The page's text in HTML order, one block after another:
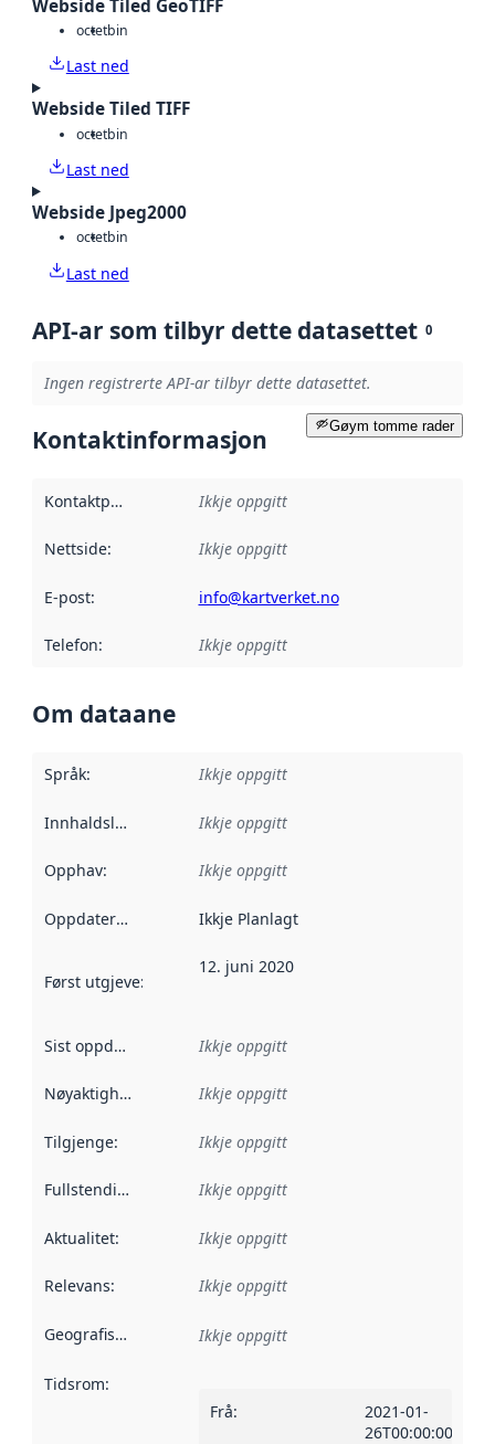
Webside Tiled GeoTIFF
octetbin
Last ned
Webside Tiled TIFF
octetbin
Last ned
Webside Jpeg2000
octetbin
Last ned
API-ar som tilbyr dette datasettet 0
Ingen registrerte API-ar tilbyr dette datasettet.
Gøym tomme rader
Kontaktinformasjon
Kontaktpunkt Ikkje oppgitt
Nettside: Ikkje oppgitt
E-post: info@kartverket.no
Telefon: Ikkje oppgitt
Om dataane
Språk: Ikkje oppgitt
Innhaldsleverandørar :
Ikkje oppgitt
Opphav: Ikkje oppgitt
Oppdateringsfrekvens :
Ikkje Planlagt
Først utgjeve: Denne datoen seier når dataa i dette
12. juni 2020
Sist oppdatert Ikkje oppgitt
Nøyaktigheit Ikkje oppgitt
Tilgjenge: Ikkje oppgitt
Fullstendigheit Ikkje oppgitt
Aktualitet: Ikkje oppgitt
Relevans: Ikkje oppgitt
Geografisk område Ikkje oppgitt
Tidsrom:
Frå:
2021-01-
26T00:00:00Z